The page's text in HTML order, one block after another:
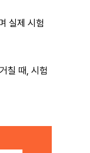
실제 시험
칠 때, 시험